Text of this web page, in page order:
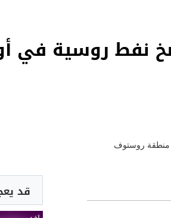
نفط روسية في
قد